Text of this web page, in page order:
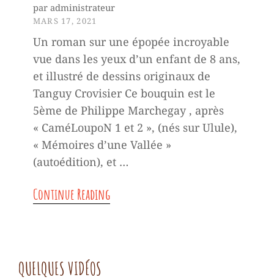
l
e
s
v
a
c
a
n
c
par administrateur
MARS 17, 2021
Un roman sur une épopée incroyable
vue dans les yeux d’un enfant de 8 ans,
et illustré de dessins originaux de
Tanguy Crovisier Ce bouquin est le
5ème de Philippe Marchegay , après
« CaméLoupoN 1 et 2 », (nés sur Ulule),
« Mémoires d’une Vallée »
(autoédition), et …
Continue ReadingM
QUELQUES VIDÉOS